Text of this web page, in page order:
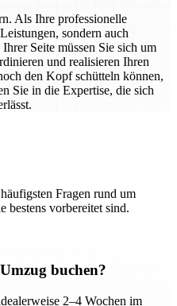
Als Ihre professionelle
sondern auch
Seite müssen Sie sich um
und realisieren Ihren
den Kopf schütteln können,
Sie in die Expertise, die sich
Fragen rund um
bestens vorbereitet sind.
buchen?
2–4 Wochen im